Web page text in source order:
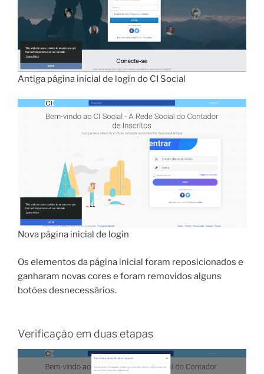
Antiga página inicial de login do CI Social
Nova página inicial de login
Os elementos da página inicial foram reposicionados e
ganharam novas cores e foram removidos alguns
botões desnecessários.
Verificação em duas etapas